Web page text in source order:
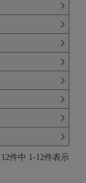
12件中 1-12件表示